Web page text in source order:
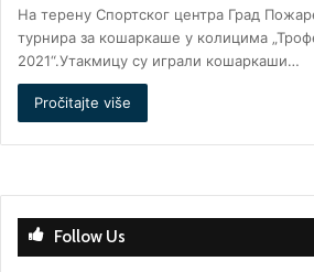
На терену Спортског центра Град
турнира за кошаркаше у колицима
2021“.Утакмицу су играли кошаркаши…
Pročitajte više
Follow Us